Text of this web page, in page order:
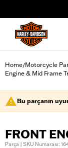
Home/Motorcycle
Engine & Mid Frame
Bu parçanın
FRONT
Parça | SKU Numarası: